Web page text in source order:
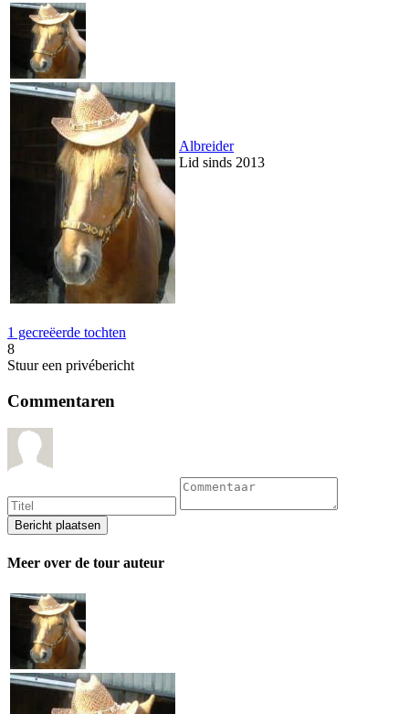
Albreider
Lid sinds 2013
1 gecreëerde tochten
8
Stuur een privébericht
Commentaren
Meer over de tour auteur